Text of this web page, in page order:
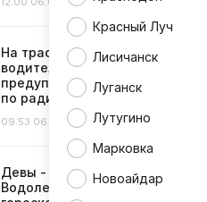
Красный Луч
Лисичанск
Луганск
Лутугино
Марковка
Новоайдар
На трассах в Ростовской
водителей начнут
предупреждать об атаках БПЛА
по радио
09:53 06.08.26 Жизнь
Девы - не ждите помощи,
Водолеи - будьте бдительны: